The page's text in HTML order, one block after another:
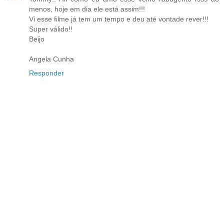
menos, hoje em dia ele está assim!!!
Vi esse filme já tem um tempo e deu até vontade rever!!!
Super válido!!
Beijo
Angela Cunha
Responder